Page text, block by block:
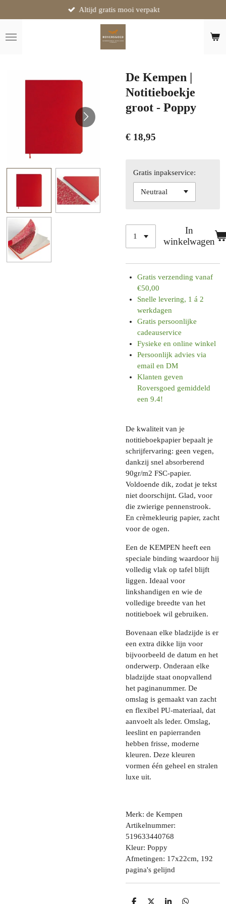
direct
naar
de
Altijd gratis mooi verpakt
De Kempen |
Notitieboekje
groot - Poppy
€ 18,95
Gratis inpakservice:
In
winkelwagen
Gratis verzending vanaf
€50,00
Snelle levering, 1 á 2
werkdagen
Gratis persoonlijke
cadeauservice
Fysieke en online winkel
Persoonlijk advies via
email en DM
Klanten geven
Roversgoed gemiddeld
een 9.4!
De kwaliteit van je
notitieboekpapier bepaalt je
schrijfervaring: geen vegen,
dankzij snel absorberend
90gr/m2 FSC-papier.
Voldoende dik, zodat je tekst
niet doorschijnt. Glad, voor
die zwierige pennenstrook.
En crèmekleurig papier, zacht
voor de ogen.
Een de KEMPEN heeft een
speciale binding waardoor hij
volledig vlak op tafel blijft
liggen. Ideaal voor
linkshandigen en wie de
volledige breedte van het
notitieboek wil gebruiken.
Bovenaan elke bladzijde is er
een extra dikke lijn voor
bijvoorbeeld de datum en het
onderwerp. Onderaan elke
bladzijde staat onopvallend
het paginanummer. De
omslag is gemaakt van zacht
en flexibel PU-materiaal, dat
aanvoelt als leder. Omslag,
leeslint en papierranden
hebben frisse, moderne
kleuren. Deze kleuren
vormen één geheel en stralen
luxe uit.
Merk: de Kempen
Artikelnummer:
519633440768
Kleur: Poppy
Afmetingen: 17x22cm, 192
pagina's gelijnd